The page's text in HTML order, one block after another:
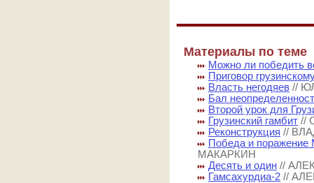
Материалы по теме
Можно ли победить
Приговор
Власть негодяев //
Бал
Второй урок для
Грузинский гамбит //
Реконструкция //
Победа и
МАКАРКИН
Десять и один //
Гамсахурдиа-2 //